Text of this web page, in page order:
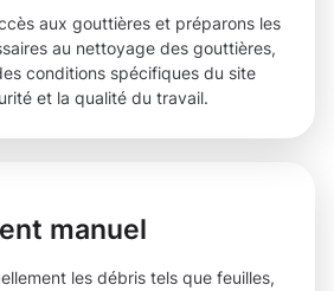
aux gouttières et préparons les
au nettoyage des gouttières,
conditions spécifiques du site
et la qualité du travail.
manuel
les débris tels que feuilles,